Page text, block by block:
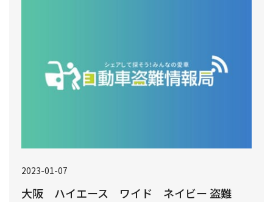
2023-01-07
大阪 ハイエース ワイド ネイビー 盗難